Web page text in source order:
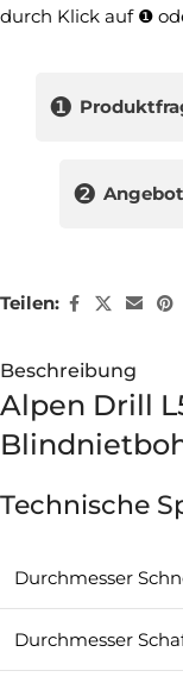
durch Klick auf ❶
❶
❷
Teilen:
Beschreibung
Alpen Drill
Technische
Durchmesser
Durchmesser